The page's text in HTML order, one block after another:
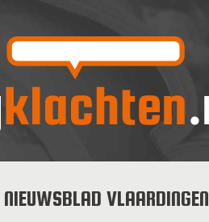
VLAARDINGEN